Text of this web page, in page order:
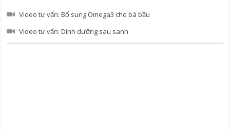
Video tư vấn: Bổ sung Omega3 cho bà bầu
Video tư vấn: Dinh dưỡng sau sanh